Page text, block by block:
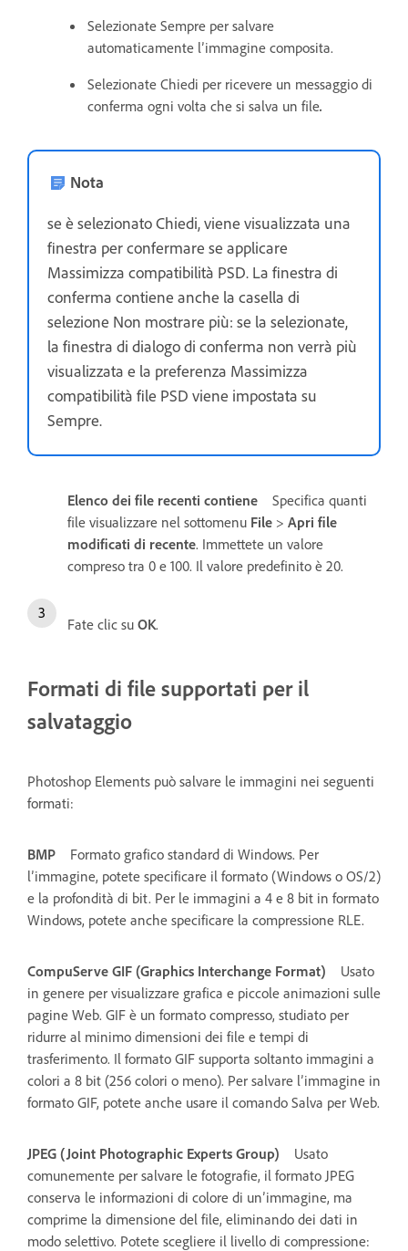
Selezionate Sempre per salvare
automaticamente l’immagine composita.
Selezionate Chiedi per ricevere un messaggio di
conferma ogni volta che si salva un file.
Nota
se è selezionato Chiedi, viene visualizzata una
finestra per confermare se applicare
Massimizza compatibilità PSD. La finestra di
conferma contiene anche la casella di
selezione Non mostrare più: se la selezionate,
la finestra di dialogo di conferma non verrà più
visualizzata e la preferenza Massimizza
compatibilità file PSD viene impostata su
Sempre.
Elenco dei file recenti contiene
Specifica quanti
file visualizzare nel sottomenu File > Apri file
modificati di recente. Immettete un valore
compreso tra 0 e 100. Il valore predefinito è 20.
Fate clic su OK.
Formati di file supportati per il
salvataggio
Photoshop Elements può salvare le immagini nei seguenti
formati:
BMP
Formato grafico standard di Windows. Per
l’immagine, potete specificare il formato (Windows o OS/2)
e la profondità di bit. Per le immagini a 4 e 8 bit in formato
Windows, potete anche specificare la compressione RLE.
CompuServe GIF (Graphics Interchange Format)
Usato
in genere per visualizzare grafica e piccole animazioni sulle
pagine Web. GIF è un formato compresso, studiato per
ridurre al minimo dimensioni dei file e tempi di
trasferimento. Il formato GIF supporta soltanto immagini a
colori a 8 bit (256 colori o meno). Per salvare l’immagine in
formato GIF, potete anche usare il comando Salva per Web.
JPEG (Joint Photographic Experts Group)
Usato
comunemente per salvare le fotografie, il formato JPEG
conserva le informazioni di colore di un’immagine, ma
comprime la dimensione del file, eliminando dei dati in
modo selettivo. Potete scegliere il livello di compressione: